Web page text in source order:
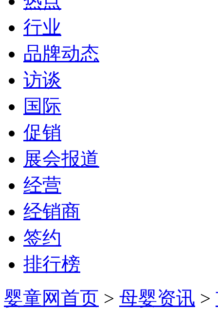
行业
品牌动态
访谈
国际
促销
展会报道
经营
经销商
签约
排行榜
婴童网首页 > 母婴资讯 >